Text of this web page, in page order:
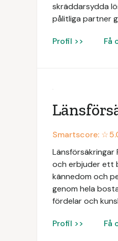
skräddarsydda
pålitliga partner
Profil >> Få
Smartscore: ☆
Länsförsäkringar
och erbjuder ett
kännedom och
genom hela
fördelar och
Profil >> Få